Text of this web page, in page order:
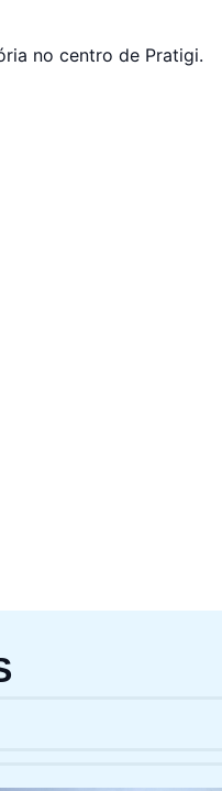
no centro de Pratigi.